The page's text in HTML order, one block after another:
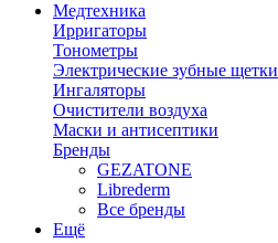
Медтехника
Ирригаторы
Тонометры
Электрические зубные щетки
Ингаляторы
Очистители воздуха
Маски и антисептики
Бренды
GEZATONE
Librederm
Все бренды
Ещё